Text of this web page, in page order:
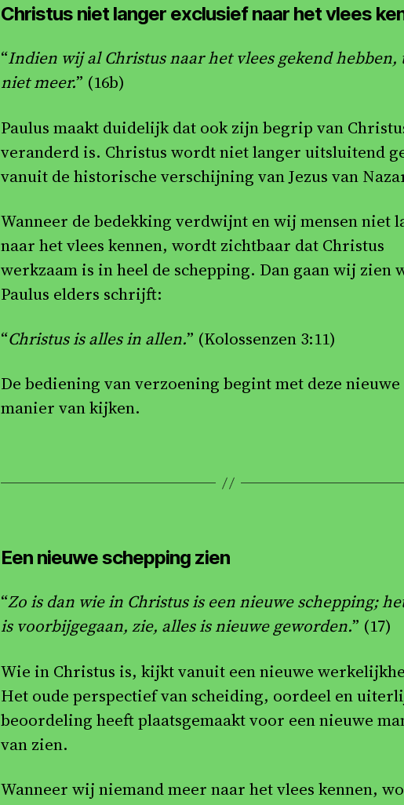
Christus niet langer exclusief naar het vlees
“Indien wij al Christus naar het vlees gekend hebben,
niet meer.” (16b)
Paulus maakt duidelijk dat ook zijn begrip van
veranderd is. Christus wordt niet langer uitsluitend
vanuit de historische verschijning van Jezus van
Wanneer de bedekking verdwijnt en wij mensen niet
naar het vlees kennen, wordt zichtbaar dat Christus
werkzaam is in heel de schepping. Dan gaan wij zien
Paulus elders schrijft:
“Christus is alles in allen.” (Kolossenzen 3:11)
De bediening van verzoening begint met deze nieuwe
manier van kijken.
Een nieuwe schepping zien
“Zo is dan wie in Christus is een nieuwe schepping;
is voorbijgegaan, zie, alles is nieuwe geworden.” (17)
Wie in Christus is, kijkt vanuit een nieuwe
Het oude perspectief van scheiding, oordeel en
beoordeling heeft plaatsgemaakt voor een nieuwe
van zien.
Wanneer wij niemand meer naar het vlees kennen,